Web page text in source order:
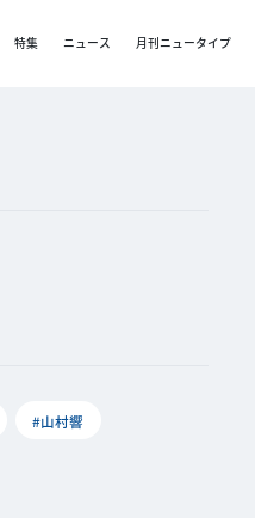
特集 ニュース 月刊ニュータイプ
#山村響